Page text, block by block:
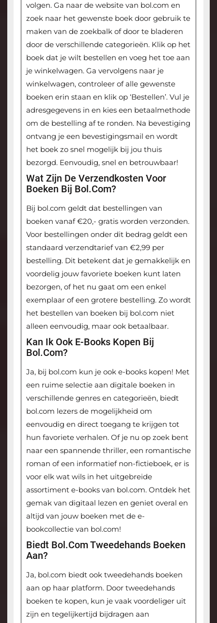
volgen. Ga naar de website van bol.com en
zoek naar het gewenste boek door gebruik te
maken van de zoekbalk of door te bladeren
door de verschillende categorieën. Klik op het
boek dat je wilt bestellen en voeg het toe aan
je winkelwagen. Ga vervolgens naar je
winkelwagen, controleer of alle gewenste
boeken erin staan en klik op ‘Bestellen’. Vul je
adresgegevens in en kies een betaalmethode
om de bestelling af te ronden. Na bevestiging
ontvang je een bevestigingsmail en wordt
het boek zo snel mogelijk bij jou thuis
bezorgd. Eenvoudig, snel en betrouwbaar!
Wat Zijn De Verzendkosten Voor
Boeken Bij Bol.com?
Bij bol.com geldt dat bestellingen van
boeken vanaf €20,- gratis worden verzonden.
Voor bestellingen onder dit bedrag geldt een
standaard verzendtarief van €2,99 per
bestelling. Dit betekent dat je gemakkelijk en
voordelig jouw favoriete boeken kunt laten
bezorgen, of het nu gaat om een enkel
exemplaar of een grotere bestelling. Zo wordt
het bestellen van boeken bij bol.com niet
alleen eenvoudig, maar ook betaalbaar.
Kan Ik Ook E-Books Kopen Bij
Bol.com?
Ja, bij bol.com kun je ook e-books kopen! Met
een ruime selectie aan digitale boeken in
verschillende genres en categorieën, biedt
bol.com lezers de mogelijkheid om
eenvoudig en direct toegang te krijgen tot
hun favoriete verhalen. Of je nu op zoek bent
naar een spannende thriller, een romantische
roman of een informatief non-fictieboek, er is
voor elk wat wils in het uitgebreide
assortiment e-books van bol.com. Ontdek het
gemak van digitaal lezen en geniet overal en
altijd van jouw boeken met de e-
bookcollectie van bol.com!
Biedt Bol.com Tweedehands Boeken
Aan?
Ja, bol.com biedt ook tweedehands boeken
aan op haar platform. Door tweedehands
boeken te kopen, kun je vaak voordeliger uit
zijn en tegelijkertijd bijdragen aan